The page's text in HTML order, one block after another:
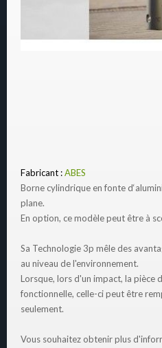
Fabricant :ABES
Borne cylindrique en fonte
plane.
En option, ce modèle peut être à
Sa Technologie 3p mêle des
au niveau de l'environnement.
Lorsque, lors d'un impact, la pièce
fonctionnelle, celle-ci peut être
seulement.
Vous souhaitez obtenir plus